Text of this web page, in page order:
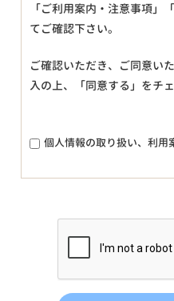
「ご利用案内・注意事項」
てご確認下さい。
ご確認いただき、ご同意い
入の上、「同意する」をチ
個人情報の取り扱い、利用